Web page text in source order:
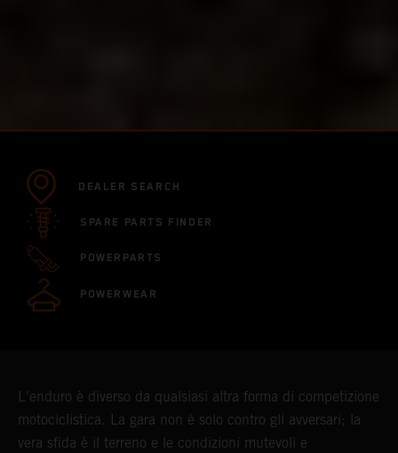
DEALER SEARCH
SPARE PARTS FINDER
POWERPARTS
POWERWEAR
L'enduro è diverso da qualsiasi altra forma di competizione
motociclistica. La gara non è solo contro gli avversari; la
vera sfida è il terreno e le condizioni mutevoli e